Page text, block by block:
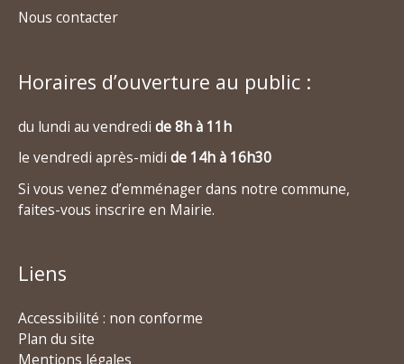
Nous contacter
Horaires d’ouverture au public :
du lundi au vendredi de 8h à 11h
le vendredi après-midi de 14h à 16h30
Si vous venez d’emménager dans notre commune,
faites-vous inscrire en Mairie.
Liens
Accessibilité : non conforme
Plan du site
Mentions légales